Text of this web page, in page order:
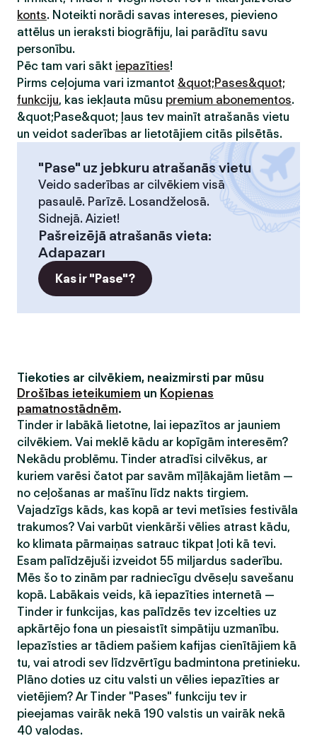
konts. Noteikti norādi savas intereses, pievieno
attēlus un ieraksti biogrāfiju, lai parādītu savu
personību.
Pēc tam vari sākt iepazīties!
Pirms ceļojuma vari izmantot &quot;Pases&quot;
funkciju, kas iekļauta mūsu premium abonementos.
&quot;Pase&quot; ļaus tev mainīt atrašanās vietu
un veidot saderības ar lietotājiem citās pilsētās.
"Pase" uz jebkuru atrašanās vietu
Veido saderības ar cilvēkiem visā
pasaulē. Parīzē. Losandželosā.
Sidnejā. Aiziet!
Pašreizējā atrašanās vieta:
Adapazarı
Kas ir "Pase"?
Tiekoties ar cilvēkiem, neaizmirsti par mūsu
Drošības ieteikumiem un Kopienas
pamatnostādnēm.
Tinder ir labākā lietotne, lai iepazītos ar jauniem
cilvēkiem. Vai meklē kādu ar kopīgām interesēm?
Nekādu problēmu. Tinder atradīsi cilvēkus, ar
kuriem varēsi čatot par savām mīļākajām lietām —
no ceļošanas ar mašīnu līdz nakts tirgiem.
Vajadzīgs kāds, kas kopā ar tevi metīsies festivāla
trakumos? Vai varbūt vienkārši vēlies atrast kādu,
ko klimata pārmaiņas satrauc tikpat ļoti kā tevi.
Esam palīdzējuši izveidot 55 miljardus saderību.
Mēs šo to zinām par radniecīgu dvēseļu savešanu
kopā. Labākais veids, kā iepazīties internetā —
Tinder ir funkcijas, kas palīdzēs tev izcelties uz
apkārtējo fona un piesaistīt simpātiju uzmanību.
Iepazīsties ar tādiem pašiem kafijas cienītājiem kā
tu, vai atrodi sev līdzvērtīgu badmintona pretinieku.
Plāno doties uz citu valsti un vēlies iepazīties ar
vietējiem? Ar Tinder "Pases" funkciju tev ir
pieejamas vairāk nekā 190 valstis un vairāk nekā
40 valodas.